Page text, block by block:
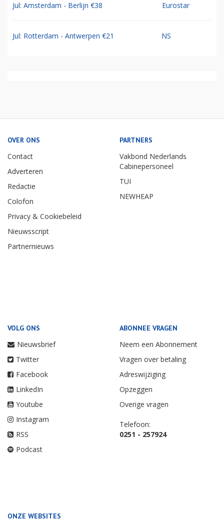
Jul: Amsterdam - Berlijn €38 Eurostar
Jul: Rotterdam - Antwerpen €21 NS
OVER ONS
Contact
Adverteren
Redactie
Colofon
Privacy & Cookiebeleid
Nieuwsscript
Partnernieuws
PARTNERS
Vakbond Nederlands
Cabinepersoneel
TUI
NEWHEAP
VOLG ONS
Nieuwsbrief
Twitter
Facebook
LinkedIn
Youtube
Instagram
RSS
Podcast
ABONNEE VRAGEN
Neem een Abonnement
Vragen over betaling
Adreswijziging
Opzeggen
Overige vragen
Telefoon:
0251 - 257924
ONZE WEBSITES